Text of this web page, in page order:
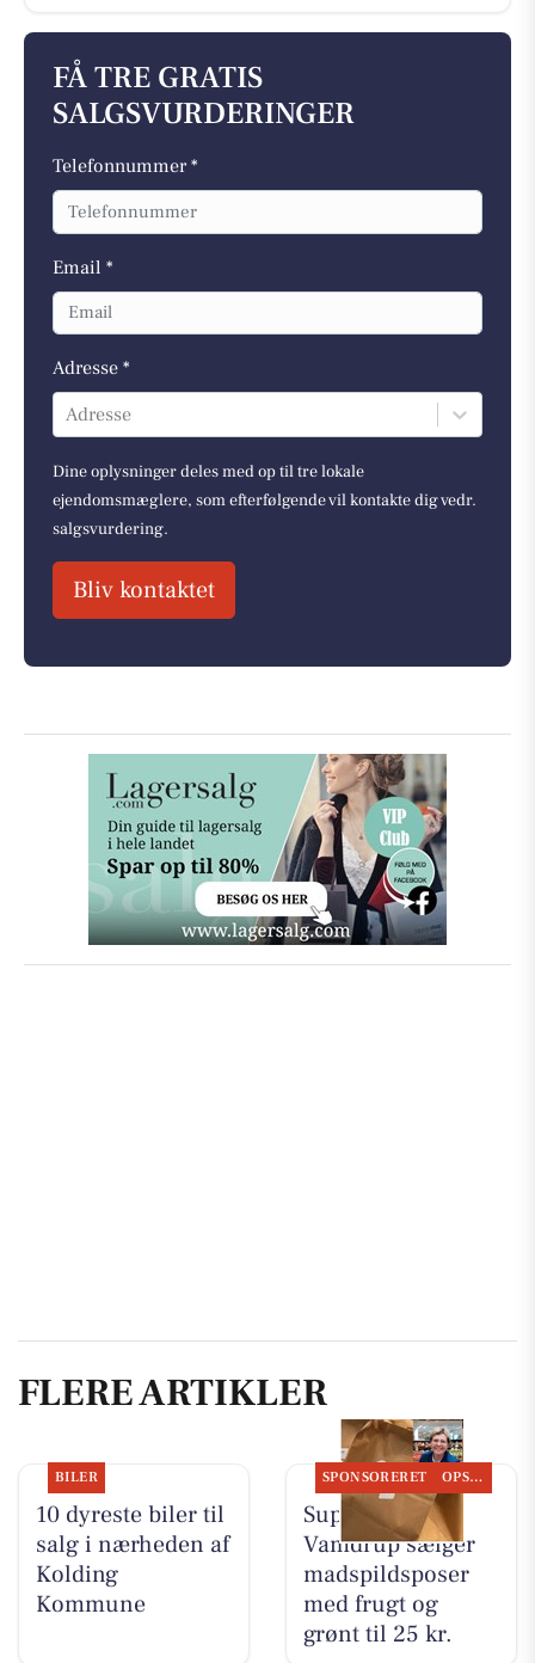
FÅ TRE GRATIS
SALGSVURDERINGER
Telefonnummer *
Email *
Adresse *
Adresse
Dine oplysninger deles med op til tre lokale
ejendomsmæglere, som efterfølgende vil kontakte dig vedr.
salgsvurdering.
Bliv kontaktet
FLERE ARTIKLER
BILER
10 dyreste biler til
salg i nærheden af
Kolding
Kommune
SPONSORERET OPSLAGSTAVLEN
SuperBrugsen
Vamdrup sælger
madspildsposer
med frugt og
grønt til 25 kr.